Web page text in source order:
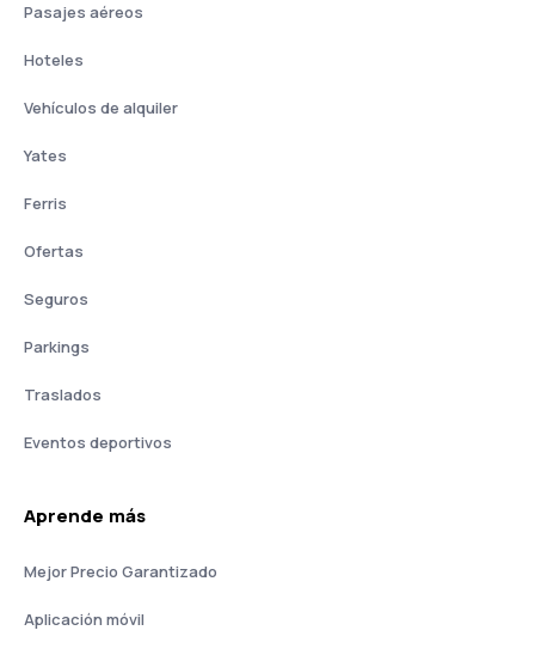
Pasajes aéreos
Hoteles
Vehículos de alquiler
Yates
Ferris
Ofertas
Seguros
Parkings
Traslados
Eventos deportivos
Aprende más
Mejor Precio Garantizado
Aplicación móvil